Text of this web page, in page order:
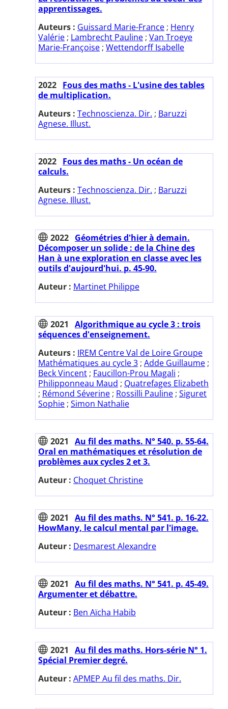
apprentissages.
Auteurs : Guissard Marie-France ; Henry
Valérie ; Lambrecht Pauline ; Van Troeye
Marie-Françoise ; Wettendorff Isabelle
2022 Fous des maths - L'usine des tables
de multiplication.
Auteurs : Technoscienza. Dir. ; Baruzzi
Agnese. Illust.
2022 Fous des maths - Un océan de
calculs.
Auteurs : Technoscienza. Dir. ; Baruzzi
Agnese. Illust.
2022 Géométries d'hier à demain.
Décomposer un solide : de la Chine des
Han à une exploration en classe avec les
outils d'aujourd'hui. p. 45-90.
Auteur : Martinet Philippe
2021
Algorithmique au cycle 3 : trois
séquences d'enseignement.
Auteurs : IREM Centre Val de Loire Groupe
Mathématiques au cycle 3 ; Adde Guillaume ;
Beck Vincent ; Faucillon-Prou Magali ;
Philipponneau Maud ; Quatrefages Elizabeth
; Rémond Séverine ; Rossilli Pauline ; Siguret
Sophie ; Simon Nathalie
2021
Au fil des maths. N° 540. p. 55-64.
Oral en mathématiques et résolution de
problèmes aux cycles 2 et 3.
Auteur : Choquet Christine
2021
Au fil des maths. N° 541. p. 16-22.
HowMany, le calcul mental par l'image.
Auteur : Desmarest Alexandre
2021
Au fil des maths. N° 541. p. 45-49.
Argumenter et débattre.
Auteur : Ben Aïcha Habib
2021
Au fil des maths. Hors-série N° 1.
Spécial Premier degré.
Auteur : APMEP Au fil des maths. Dir.